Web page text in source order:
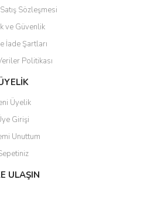
Sözleşmesi
ve Güvenlik
İade Şartları
Politikası
Üyelik
Girişi
Unuttum
ULAŞIN